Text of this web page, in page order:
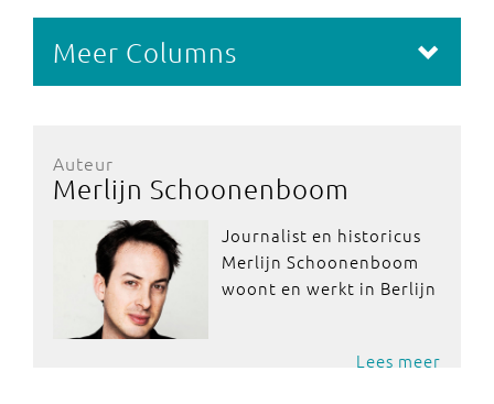
Meer Columns
Auteur
Merlijn Schoonenboom
Journalist en historicus
Merlijn Schoonenboom
woont en werkt in Berlijn
Lees meer